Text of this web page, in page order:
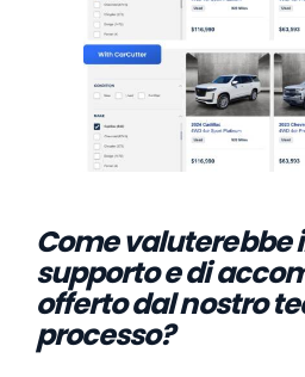
Come valuterebbe
supporto e di
offerto dal nostro
processo?